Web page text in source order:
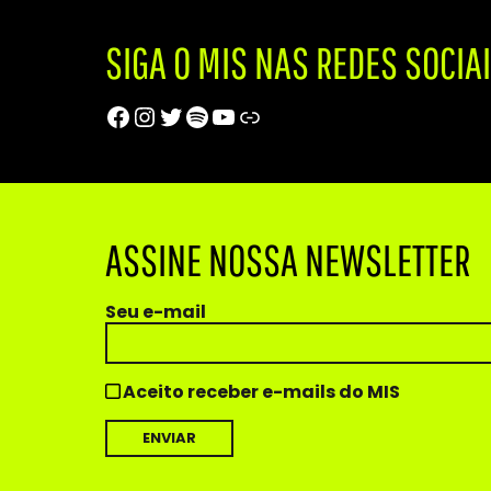
SIGA O MIS NAS REDES
Facebook
Instagram
Twitter
Spotify
Youtube
Trip Advisor
ASSINE NOSSA NEWSLETTER
Seu e-mail
Aceito receber e-mails do MIS